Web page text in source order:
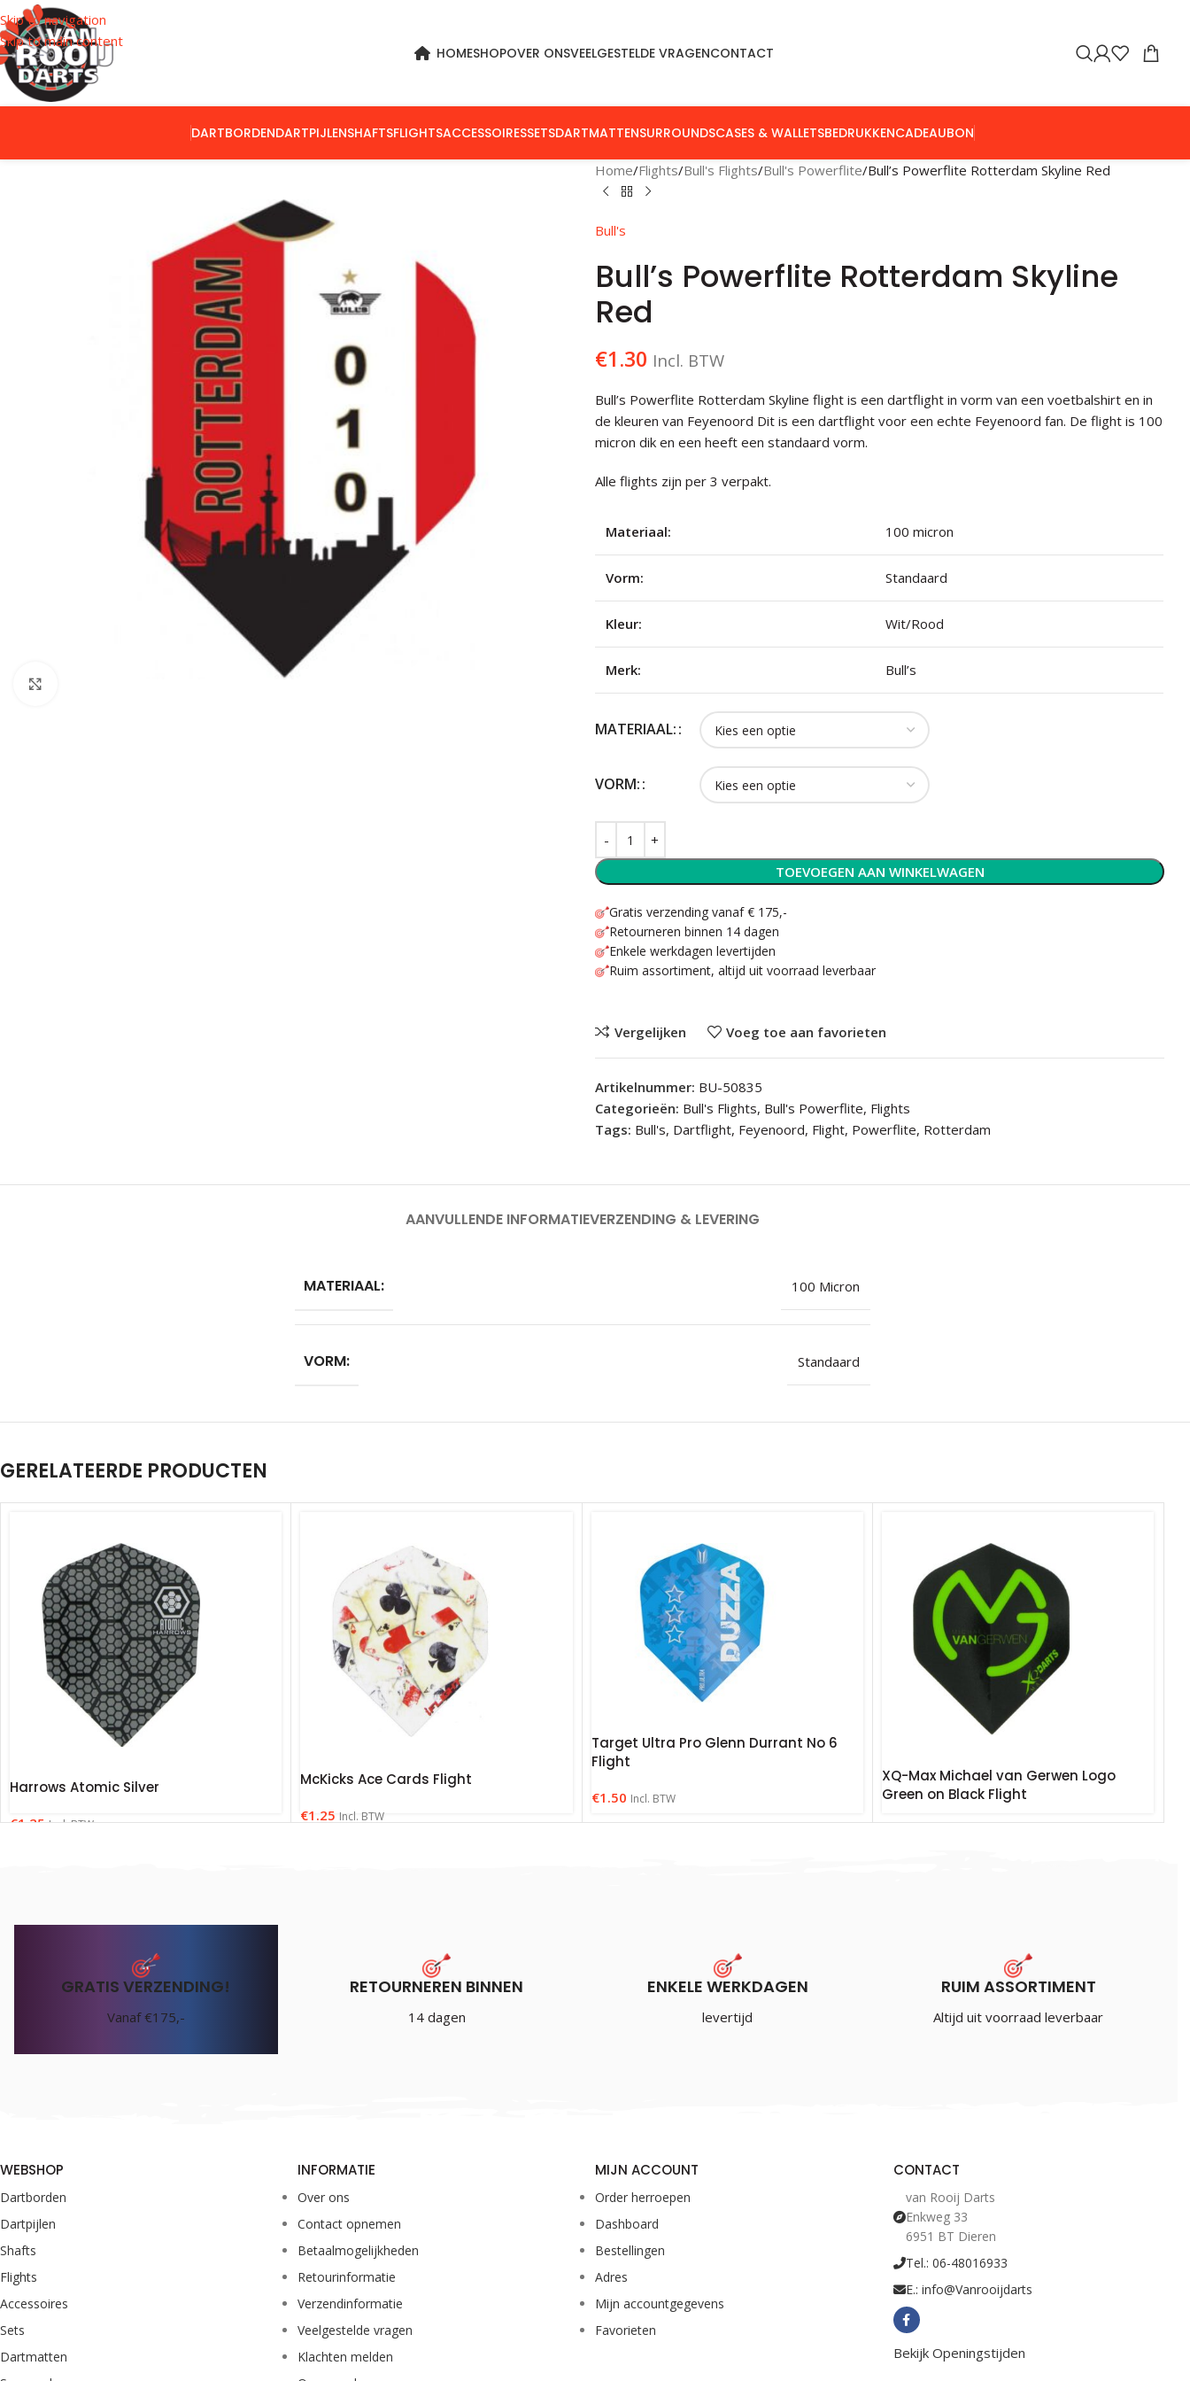
Skip to navigation
Skip to main content
HOMESHOPOVER ONSVEELGESTELDE VRAGENCONTACT
DARTBORDENDARTPIJLENSHAFTSFLIGHTSACCESSOIRESSETSDARTMATTENSURROUNDSCASES & WALLETSBEDRUKKENCADEAUBON
Home Flights Bull's Flights Bull's Powerflite Bull’s Powerflite Rotterdam Skyline Red
Bull's
Bull’s Powerflite Rotterdam Skyline
Red
€1.30 Incl. BTW
Bull’s Powerflite Rotterdam Skyline flight is een dartflight in vorm van een voetbalshirt en in
de kleuren van Feyenoord Dit is een dartflight voor een echte Feyenoord fan. De flight is 100
micron dik en een heeft een standaard vorm.
Alle flights zijn per 3 verpakt.
Materiaal: 100 micron
Vorm: Standaard
Kleur: Wit/Rood
Merk: Bull’s
MATERIAAL:
VORM:
TOEVOEGEN AAN WINKELWAGEN
Gratis verzending vanaf € 175,-
Retourneren binnen 14 dagen
Enkele werkdagen levertijden
Ruim assortiment, altijd uit voorraad leverbaar
Vergelijken Voeg toe aan favorieten
Artikelnummer: BU-50835
Categorieën: Bull's Flights, Bull's Powerflite, Flights
Tags: Bull's, Dartflight, Feyenoord, Flight, Powerflite, Rotterdam
AANVULLENDE INFORMATIEVERZENDING & LEVERING
MATERIAAL: 100 Micron
VORM: Standaard
GERELATEERDE PRODUCTEN
Harrows Atomic Silver
€1.25 Incl. BTW
McKicks Ace Cards Flight
€1.25 Incl. BTW
Target Ultra Pro Glenn Durrant No 6
Flight
€1.50 Incl. BTW
XQ-Max Michael van Gerwen Logo
Green on Black Flight
GRATIS VERZENDING!
Vanaf €175,-
RETOURNEREN BINNEN
14 dagen
ENKELE WERKDAGEN
levertijd
RUIM ASSORTIMENT
Altijd uit voorraad leverbaar
WEBSHOP
Dartborden
Dartpijlen
Shafts
Flights
Accessoires
Sets
Dartmatten
INFORMATIE
Over ons
Contact opnemen
Betaalmogelijkheden
Retourinformatie
Verzendinformatie
Veelgestelde vragen
Klachten melden
MIJN ACCOUNT
Order herroepen
Dashboard
Bestellingen
Adres
Mijn accountgegevens
Favorieten
CONTACT
van Rooij Darts
Enkweg 33
6951 BT Dieren
Tel.: 06-48016933
E.: info@Vanrooijdarts
Bekijk Openingstijden